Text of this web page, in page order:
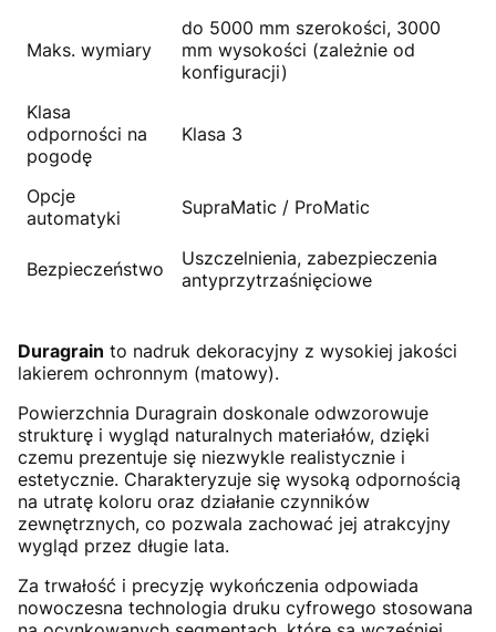
Maks. wymiary
do 5000 mm szerokości, 3000
mm wysokości (zależnie od
konfiguracji)
Klasa
odporności na
pogodę
Klasa 3
Opcje
automatyki
SupraMatic / ProMatic
Bezpieczeństwo
Uszczelnienia, zabezpieczenia
antyprzytrzaśnięciowe
Duragrain to nadruk dekoracyjny z wysokiej jakości
lakierem ochronnym (matowy).
Powierzchnia Duragrain doskonale odwzorowuje
strukturę i wygląd naturalnych materiałów, dzięki
czemu prezentuje się niezwykle realistycznie i
estetycznie. Charakteryzuje się wysoką odpornością
na utratę koloru oraz działanie czynników
zewnętrznych, co pozwala zachować jej atrakcyjny
wygląd przez długie lata.
Za trwałość i precyzję wykończenia odpowiada
nowoczesna technologia druku cyfrowego stosowana